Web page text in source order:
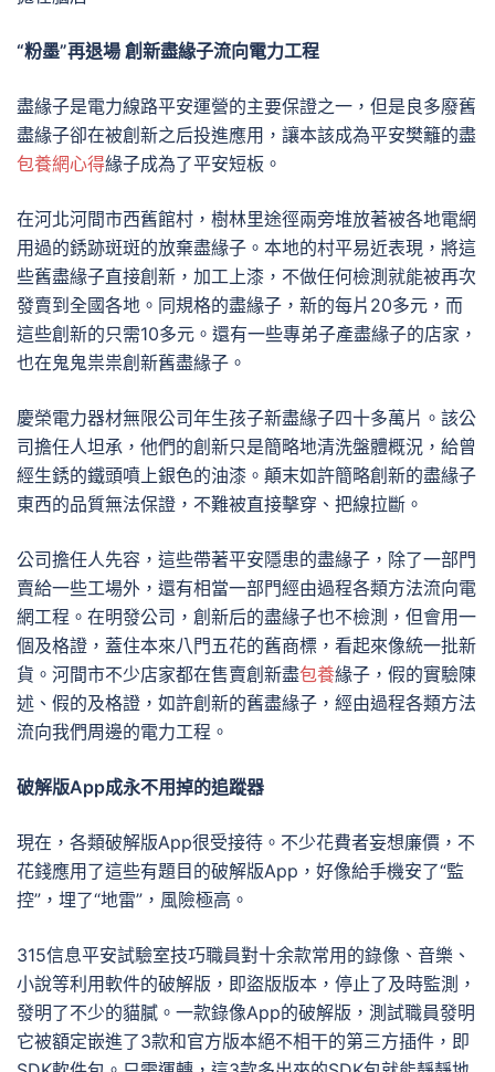
“粉墨”再退場 創新盡緣子流向電力工程
盡緣子是電力線路平安運營的主要保證之一，但是良多廢舊
盡緣子卻在被創新之后投進應用，讓本該成為平安樊籬的盡
包養網心得緣子成為了平安短板。
在河北河間市西舊館村，樹林里途徑兩旁堆放著被各地電網
用過的銹跡斑斑的放棄盡緣子。本地的村平易近表現，將這
些舊盡緣子直接創新，加工上漆，不做任何檢測就能被再次
發賣到全國各地。同規格的盡緣子，新的每片20多元，而
這些創新的只需10多元。還有一些專弟子產盡緣子的店家，
也在鬼鬼祟祟創新舊盡緣子。
慶榮電力器材無限公司年生孩子新盡緣子四十多萬片。該公
司擔任人坦承，他們的創新只是簡略地清洗盤體概況，給曾
經生銹的鐵頭噴上銀色的油漆。顛末如許簡略創新的盡緣子
東西的品質無法保證，不難被直接擊穿、把線拉斷。
公司擔任人先容，這些帶著平安隱患的盡緣子，除了一部門
賣給一些工場外，還有相當一部門經由過程各類方法流向電
網工程。在明發公司，創新后的盡緣子也不檢測，但會用一
個及格證，蓋住本來八門五花的舊商標，看起來像統一批新
貨。河間市不少店家都在售賣創新盡包養緣子，假的實驗陳
述、假的及格證，如許創新的舊盡緣子，經由過程各類方法
流向我們周邊的電力工程。
破解版App成永不用掉的追蹤器
現在，各類破解版App很受接待。不少花費者妄想廉價，不
花錢應用了這些有題目的破解版App，好像給手機安了“監
控”，埋了“地雷”，風險極高。
315信息平安試驗室技巧職員對十余款常用的錄像、音樂、
小說等利用軟件的破解版，即盜版版本，停止了及時監測，
發明了不少的貓膩。一款錄像App的破解版，測試職員發明
它被額定嵌進了3款和官方版本絕不相干的第三方插件，即